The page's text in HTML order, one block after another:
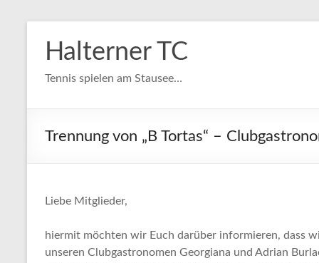
Inhalt
springenHalterner TC
Tennis spielen am Stausee…
Trennung von „B Tortas“ –
Liebe Mitglieder,
hiermit möchten wir Euch darüber informieren, dass
unseren Clubgastronomen Georgiana und Adrian